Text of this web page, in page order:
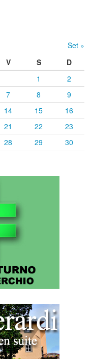
Set »
V S
D
1
2
7 8
9
14 15
16
21 22
23
28 29
30